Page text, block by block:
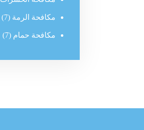
مكافحة الرمة (7)
مكافحة حمام (7)